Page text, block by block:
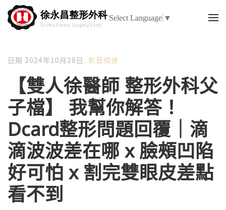
Select Language ▼
日期 2024年10月28日 . 影音頻道
【雙人徐醫師 整形外科父
子檔】 我幫你解答！
Dcard整形問題回覆｜滴
滴波波差在哪 x 臉頰凹陷
好可怕 x 割完雙眼皮差點
看不到